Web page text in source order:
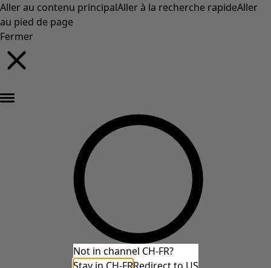
Aller au contenu principalAller à la recherche rapideAller
au pied de page
Fermer
Not in channel CH-FR?
Stay in CH-FRRedirect to US